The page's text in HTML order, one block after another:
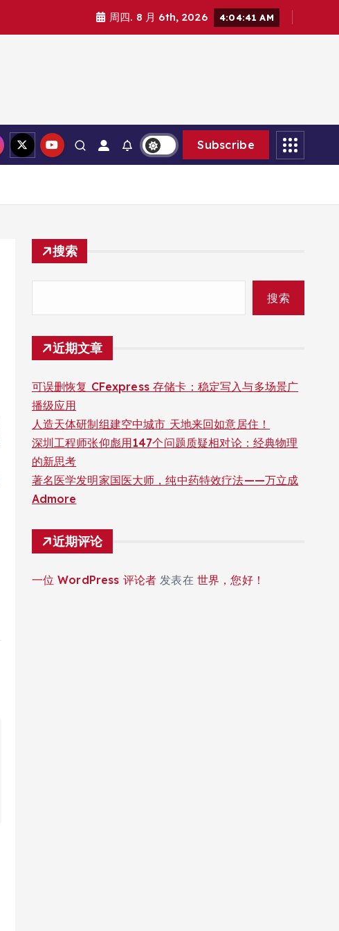
周四. 8 月 6th, 2026 4:04:42 AM
Subscribe
搜索
搜索
近期文章
可误删恢复 CFexpress 存储卡：稳定写入与多场景广
播级应用
人造天体研制组建空中城市 天地来回如意居住！
深圳工程师张仰彪用147个问题质疑相对论：经典物理
的新思考
著名医学发明家国医大师，纯中药特效疗法——万立成
Admore
近期评论
一位 WordPress 评论者 发表在 世界，您好！